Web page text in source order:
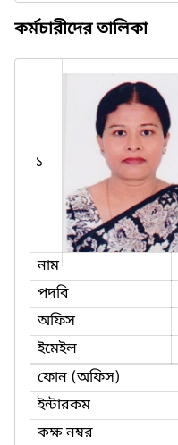
কর্মচারীদের তালিকা
১
নাম
পদবি
অফিস
ইমেইল
ফোন (অফিস)
ইন্টারকম
কক্ষ নম্বর